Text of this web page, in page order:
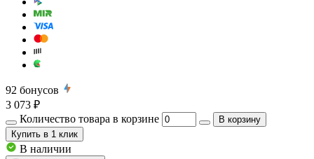
92 бонусов
3 073 ₽
Количество товара в корзине
В корзину
Купить в 1 клик
В наличии